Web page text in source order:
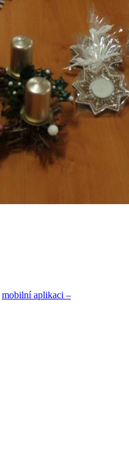
mobilní aplikaci –